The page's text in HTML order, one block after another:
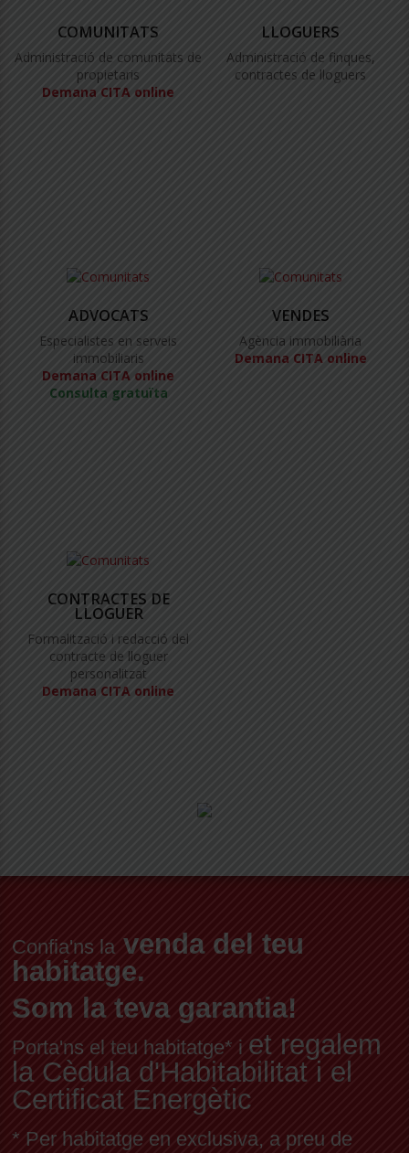
COMUNITATS
Administració de comunitats de
propietaris
Demana CITA online
LLOGUERS
Administració de finques,
contractes de lloguers
ADVOCATS
Especialistes en serveis
immobiliaris
Demana CITA online
Consulta gratuïta
VENDES
Agència immobiliària
Demana CITA online
CONTRACTES DE
LLOGUER
Formalització i redacció del
contracte de lloguer
personalitzat
Demana CITA online
Confia'ns la venda del teu
habitatge.
Som la teva garantia!
Porta'ns el teu habitatge* i et regalem
la Cèdula d'Habitabilitat i el
Certificat Energètic
* Per habitatge en exclusiva, a preu de